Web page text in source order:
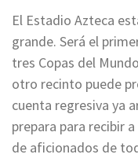
El Estadio Azteca
grande. Será el
tres Copas del
otro recinto puede
cuenta regresiva ya
prepara para recibir
de aficionados de